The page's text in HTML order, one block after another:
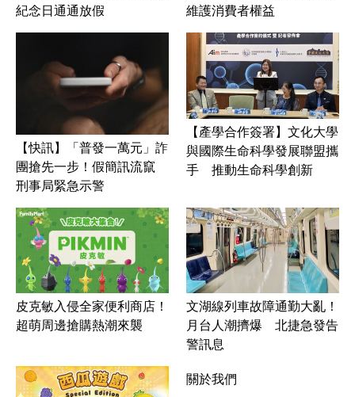
紀念日通通放假
維護消費者權益
【快訊】「普發一萬元」詐
團搶先一步！假簡訊流竄
刑事局緊急示警
【產學合作簽署】文化大學
與國際生命科學發展聯盟攜
手 推動生命科學創新
皮克敏入侵全家便利商店！
超萌周邊搶購熱潮來襲
文湖線列車故障通勤大亂！
月台人潮擠爆 北捷急發告
警訊息
關於我們